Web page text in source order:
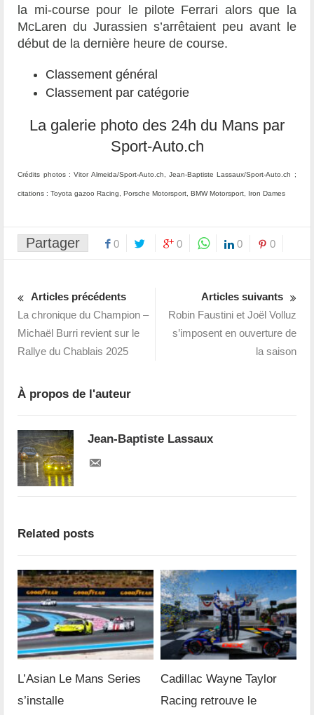
la mi-course pour le pilote Ferrari alors que la
McLaren du Jurassien s’arrêtaient peu avant le
début de la dernière heure de course.
Classement général
Classement par catégorie
La galerie photo des 24h du Mans par
Sport-Auto.ch
Crédits photos : Vitor Almeida/Sport-Auto.ch, Jean-Baptiste Lassaux/Sport-Auto.ch ;
citations : Toyota gazoo Racing, Porsche Motorsport, BMW Motorsport, Iron Dames
Partager 0 0 0 0
Articles précédents
La chronique du Champion –
Michaël Burri revient sur le
Rallye du Chablais 2025
Articles suivants
Robin Faustini et Joël Volluz
s’imposent en ouverture de
la saison
À propos de l'auteur
Jean-Baptiste Lassaux
Related posts
L’Asian Le Mans Series
s’installe
Cadillac Wayne Taylor
Racing retrouve le